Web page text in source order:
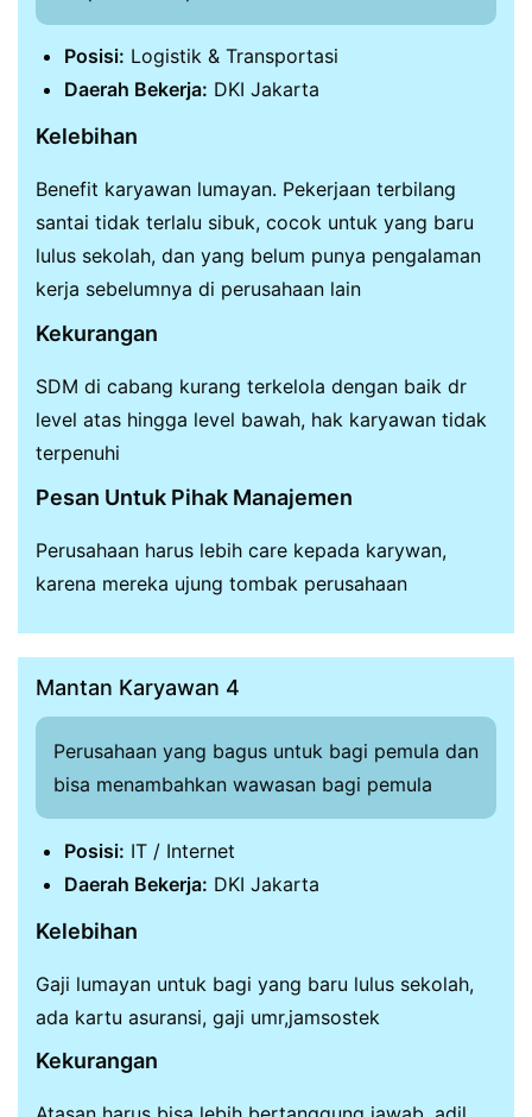
Posisi: Logistik & Transportasi
Daerah Bekerja: DKI Jakarta
Kelebihan
Benefit karyawan lumayan. Pekerjaan terbilang
santai tidak terlalu sibuk, cocok untuk yang baru
lulus sekolah, dan yang belum punya pengalaman
kerja sebelumnya di perusahaan lain
Kekurangan
SDM di cabang kurang terkelola dengan baik dr
level atas hingga level bawah, hak karyawan tidak
terpenuhi
Pesan Untuk Pihak Manajemen
Perusahaan harus lebih care kepada karywan,
karena mereka ujung tombak perusahaan
Mantan Karyawan 4
Perusahaan yang bagus untuk bagi pemula dan
bisa menambahkan wawasan bagi pemula
Posisi: IT / Internet
Daerah Bekerja: DKI Jakarta
Kelebihan
Gaji lumayan untuk bagi yang baru lulus sekolah,
ada kartu asuransi, gaji umr,jamsostek
Kekurangan